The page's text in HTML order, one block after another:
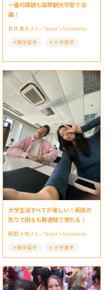
一番の課題も国際観光学部で活
躍！
若林 康大さん／Taylor’s University
語学留学
大学進学
大学生活すべてが楽しい！英語の
訛りで困るも数週間で慣れる！
藤田 大地さん／Taylor’s University
語学留学
大学進学